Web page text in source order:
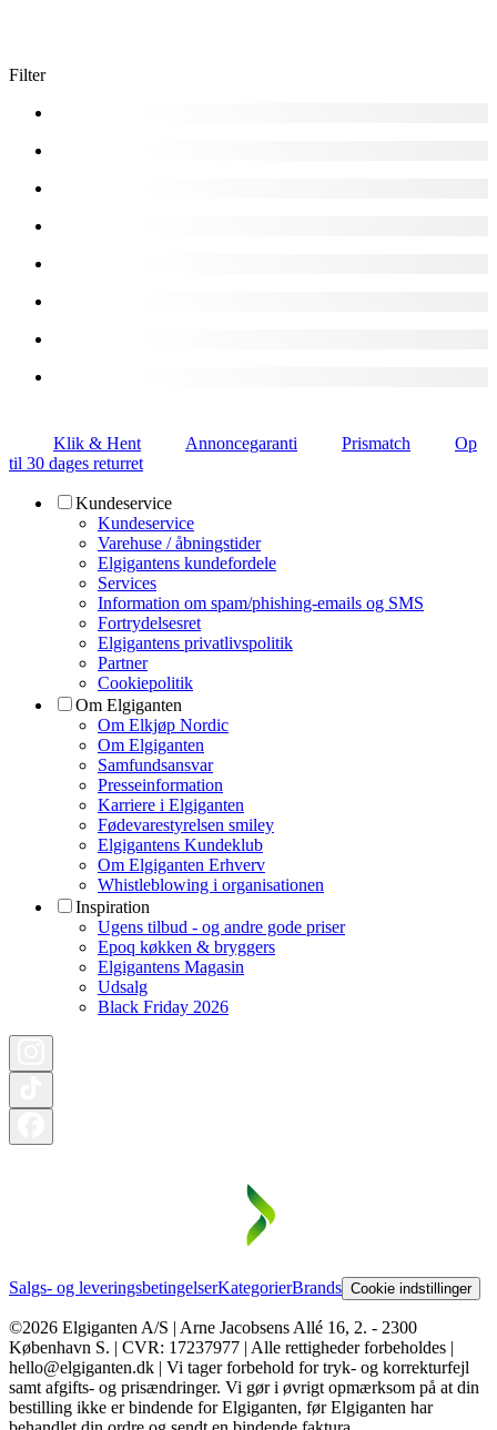
Filter
Klik & Hent Annoncegaranti Prismatch
Op
til 30 dages returret
Kundeservice
Kundeservice
Varehuse / åbningstider
Elgigantens kundefordele
Services
Information om spam/phishing-emails og SMS
Fortrydelsesret
Elgigantens privatlivspolitik
Partner
Cookiepolitik
Om Elgiganten
Om Elkjøp Nordic
Om Elgiganten
Samfundsansvar
Presseinformation
Karriere i Elgiganten
Fødevarestyrelsen smiley
Elgigantens Kundeklub
Om Elgiganten Erhverv
Whistleblowing i organisationen
Inspiration
Ugens tilbud - og andre gode priser
Epoq køkken & bryggers
Elgigantens Magasin
Udsalg
Black Friday 2026
Salgs- og leveringsbetingelserKategorierBrands Cookie indstillinger
©2026 Elgiganten A/S | Arne Jacobsens Allé 16, 2. - 2300
København S. | CVR: 17237977 | Alle rettigheder forbeholdes |
hello@elgiganten.dk | Vi tager forbehold for tryk- og korrekturfejl
samt afgifts- og prisændringer. Vi gør i øvrigt opmærksom på at din
bestilling ikke er bindende for Elgiganten, før Elgiganten har